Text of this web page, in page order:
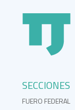
SECCIONES
FUERO FEDERAL